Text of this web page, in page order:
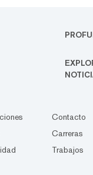
Contacto
Carreras
Trabajos